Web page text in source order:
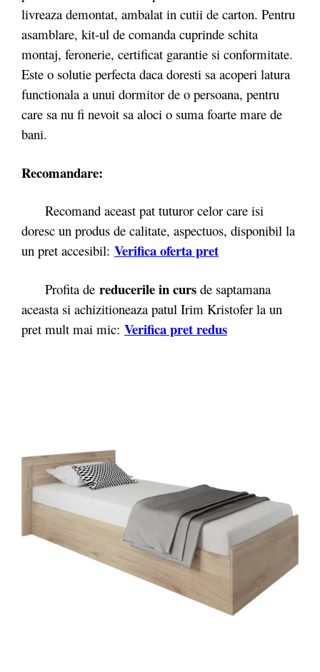
livreaza demontat, ambalat in cutii de carton. Pentru
asamblare, kit-ul de comanda cuprinde schita
montaj, feronerie, certificat garantie si conformitate.
Este o solutie perfecta daca doresti sa acoperi latura
functionala a unui dormitor de o persoana, pentru
care sa nu fi nevoit sa aloci o suma foarte mare de
bani.
Recomandare:
Recomand aceast pat tuturor celor care isi
doresc un produs de calitate, aspectuos, disponibil la
un pret accesibil: Verifica oferta pret
Profita de reducerile in curs de saptamana
aceasta si achizitioneaza patul Irim Kristofer la un
pret mult mai mic: Verifica pret redus